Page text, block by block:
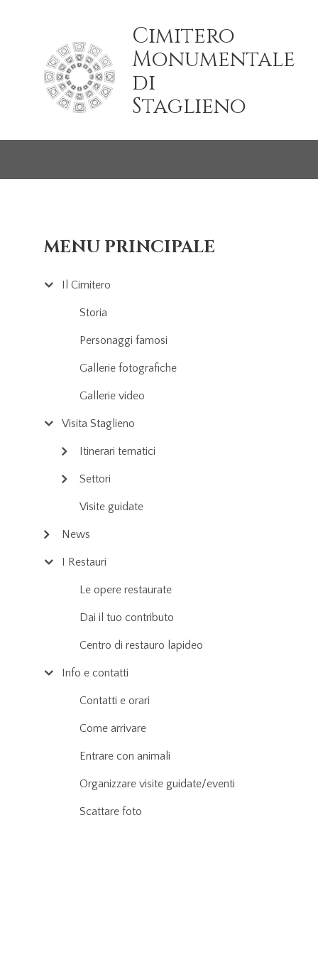
Cimitero
Monumentale
di
Staglieno
MENU PRINCIPALE
Il Cimitero
Storia
Personaggi famosi
Gallerie fotografiche
Gallerie video
Visita Staglieno
Itinerari tematici
Settori
Visite guidate
News
I Restauri
Le opere restaurate
Dai il tuo contributo
Centro di restauro lapideo
Info e contatti
Contatti e orari
Come arrivare
Entrare con animali
Organizzare visite guidate/eventi
Scattare foto